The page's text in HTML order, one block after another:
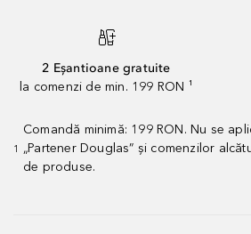
2 Eșantioane gratuite
la comenzi de min. 199 RON ¹
1
Comandă minimă: 199 RON. Nu se
„Partener Douglas” și comenzilor
de produse.